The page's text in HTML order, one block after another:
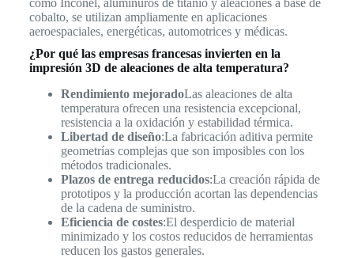
cobalto, se utilizan ampliamente en aplicaciones
aeroespaciales, energéticas, automotrices y médicas.
¿Por qué las empresas francesas invierten en la
impresión 3D de aleaciones de alta temperatura?
Rendimiento mejoradoLas aleaciones de alta
temperatura ofrecen una resistencia excepcional,
resistencia a la oxidación y estabilidad térmica.
Libertad de diseño:La fabricación aditiva permite
geometrías complejas que son imposibles con los
métodos tradicionales.
Plazos de entrega reducidos:La creación rápida de
prototipos y la producción acortan las dependencias
de la cadena de suministro.
Eficiencia de costes:El desperdicio de material
minimizado y los costos reducidos de herramientas
reducen los gastos generales.